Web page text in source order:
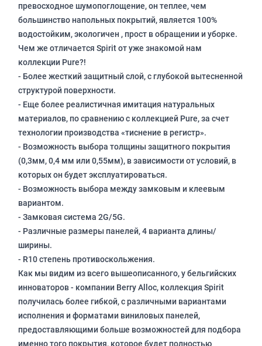
превосходное шумопоглощение, он теплее, чем
большинство напольных покрытий, является 100%
водостойким, экологичен , прост в обращении и уборке.
Чем же отличается Spirit от уже знакомой нам
коллекции Pure?!
- Более жесткий защитный слой, с глубокой вытесненной
структурой поверхности.
- Еще более реалистичная имитация натуральных
материалов, по сравнению с коллекцией Pure, за счет
технологии производства «тиснение в регистр».
- Возможность выбора толщины защитного покрытия
(0,3мм, 0,4 мм или 0,55мм), в зависимости от условий, в
которых он будет эксплуатироваться.
- Возможность выбора между замковым и клеевым
вариантом.
- Замковая система 2G/5G.
- Различные размеры панелей, 4 варианта длины/
ширины.
- R10 степень противоскольжения.
Как мы видим из всего вышеописанного, у бельгийских
инноваторов - компании Berry Alloc, коллекция Spirit
получилась более гибкой, с различными вариантами
исполнения и форматами виниловых панелей,
предоставляющими больше возможностей для подбора
именно того покрытия, которое будет полностью